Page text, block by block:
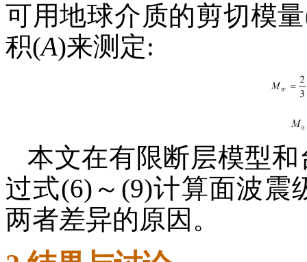
可用地球介质的剪切模
积(A)来测定:
本文在有限断层模型
过式(6)～(9)计算面波震
两者差异的原因。